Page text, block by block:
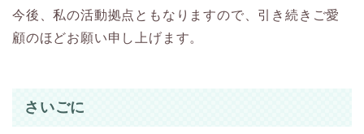
今後、私の活動拠点ともなりますので、引き続きご愛
顧のほどお願い申し上げます。
さいごに